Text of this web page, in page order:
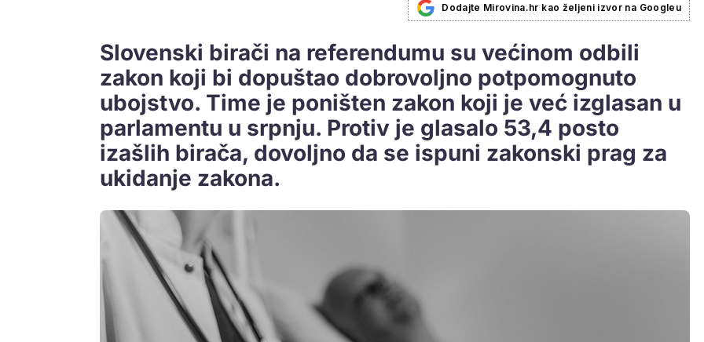
Dodajte Mirovina.hr kao željeni izvor na Googleu
Slovenski birači na referendumu su većinom odbili
zakon koji bi dopuštao dobrovoljno potpomognuto
ubojstvo. Time je poništen zakon koji je već izglasan u
parlamentu u srpnju. Protiv je glasalo 53,4 posto
izašlih birača, dovoljno da se ispuni zakonski prag za
ukidanje zakona.